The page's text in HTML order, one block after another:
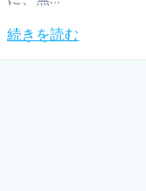
続きを読む